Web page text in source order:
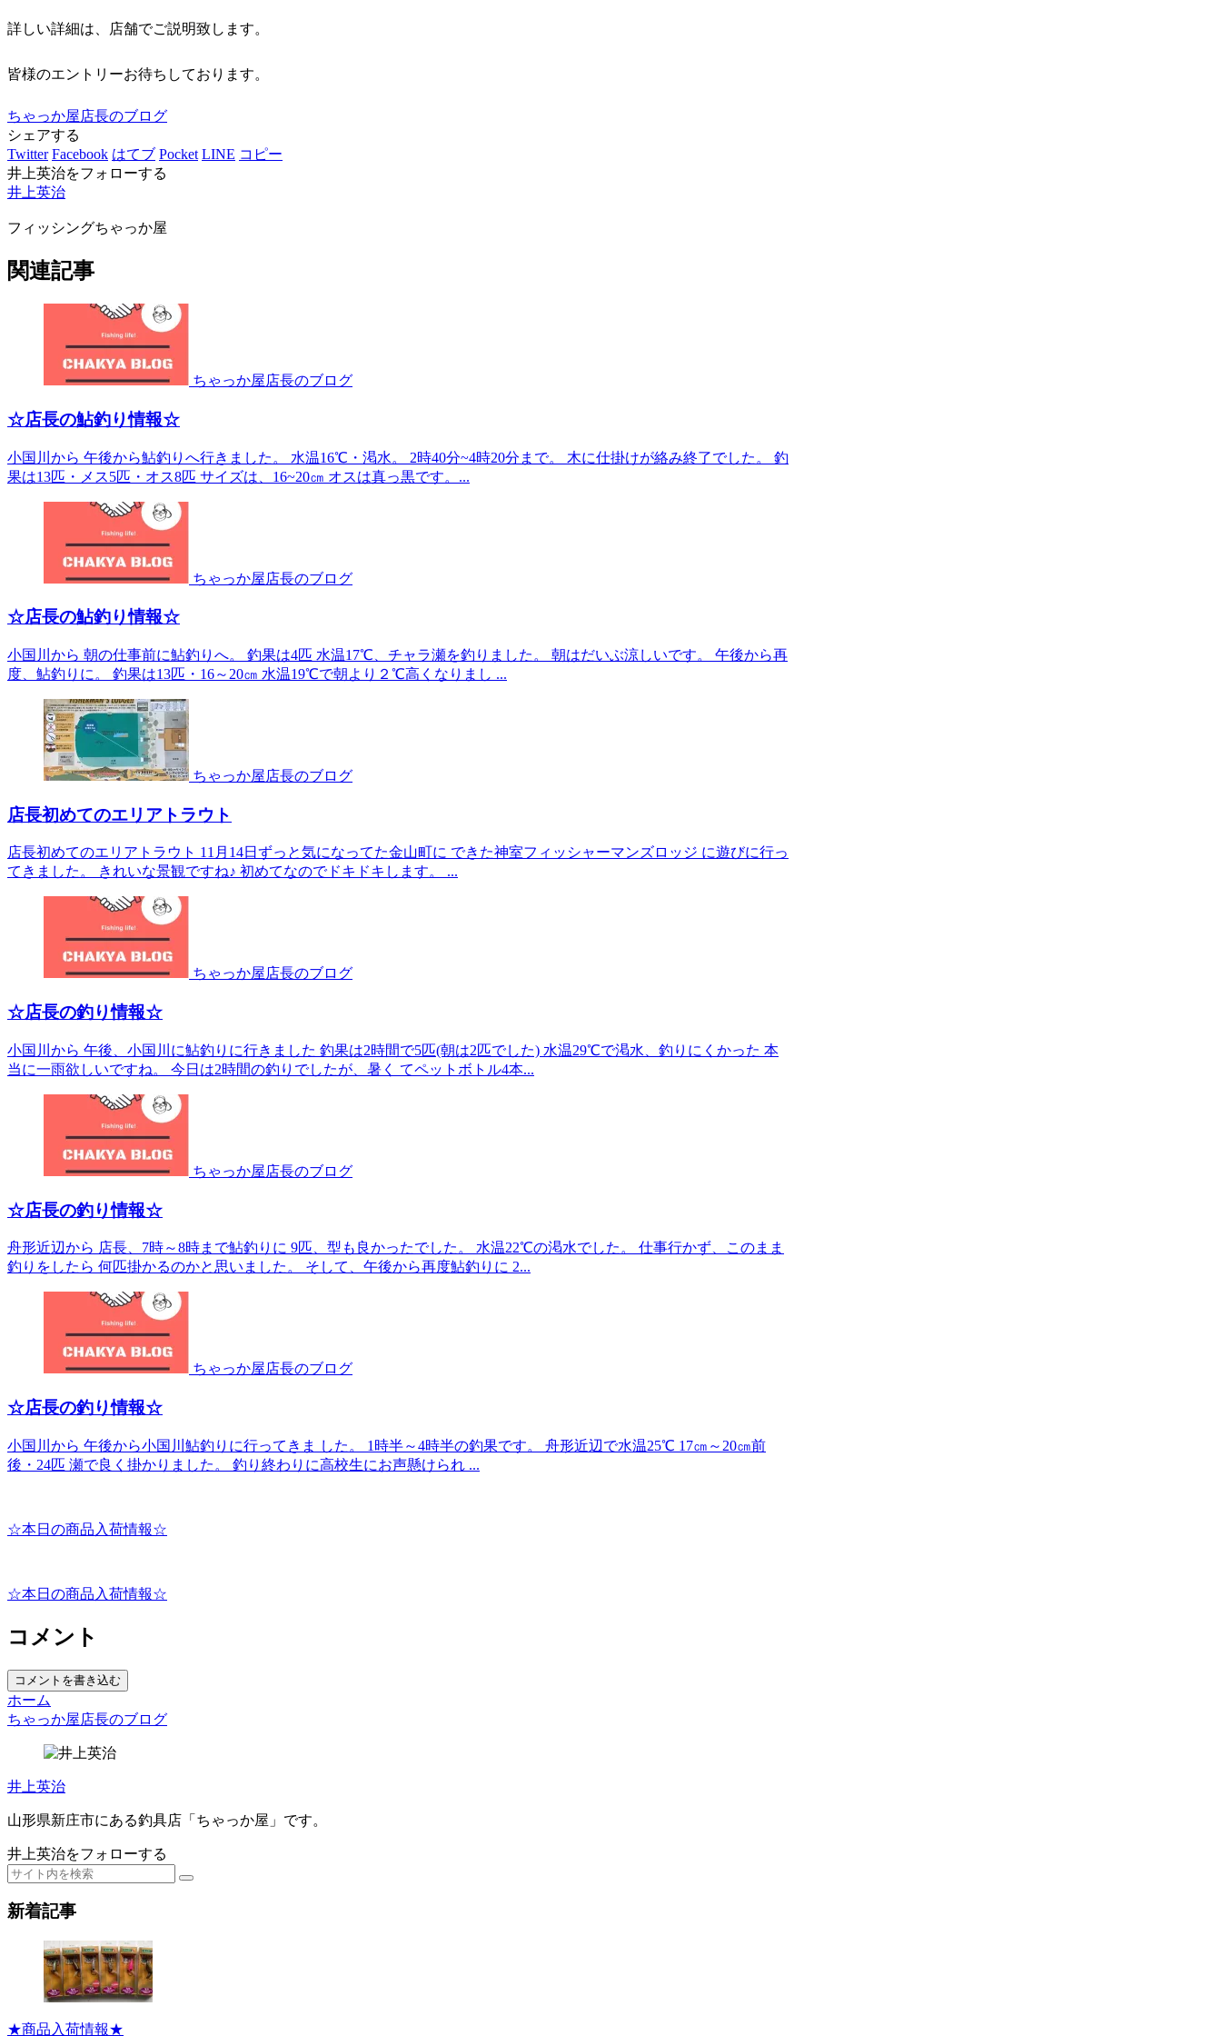
詳しい詳細は、店舗でご説明致します。
皆様のエントリーお待ちしております。
ちゃっか屋店長のブログ
シェアする
Twitter Facebook はてブ Pocket LINE コピー
井上英治をフォローする
井上英治
フィッシングちゃっか屋
関連記事
ちゃっか屋店長のブログ
☆店長の鮎釣り情報☆
小国川から 午後から鮎釣りへ行きました。 水温16℃・渇水。 2時40分~4時20分まで。 木に仕掛けが絡み終了でした。 釣
果は13匹・メス5匹・オス8匹 サイズは、16~20㎝ オスは真っ黒です。...
ちゃっか屋店長のブログ
☆店長の鮎釣り情報☆
小国川から 朝の仕事前に鮎釣りへ。 釣果は4匹 水温17℃、チャラ瀬を釣りました。 朝はだいぶ涼しいです。 午後から再
度、鮎釣りに。 釣果は13匹・16～20㎝ 水温19℃で朝より２℃高くなりまし ...
ちゃっか屋店長のブログ
店長初めてのエリアトラウト
店長初めてのエリアトラウト 11月14日ずっと気になってた金山町に できた神室フィッシャーマンズロッジ に遊びに行っ
てきました。 きれいな景観ですね♪ 初めてなのでドキドキします。 ...
ちゃっか屋店長のブログ
☆店長の釣り情報☆
小国川から 午後、小国川に鮎釣りに行きました 釣果は2時間で5匹(朝は2匹でした) 水温29℃で渇水、釣りにくかった 本
当に一雨欲しいですね。 今日は2時間の釣りでしたが、暑く てペットボトル4本...
ちゃっか屋店長のブログ
☆店長の釣り情報☆
舟形近辺から 店長、7時～8時まで鮎釣りに 9匹、型も良かったでした。 水温22℃の渇水でした。 仕事行かず、このまま
釣りをしたら 何匹掛かるのかと思いました。 そして、午後から再度鮎釣りに 2...
ちゃっか屋店長のブログ
☆店長の釣り情報☆
小国川から 午後から小国川鮎釣りに行ってきま した。 1時半～4時半の釣果です。 舟形近辺で水温25℃ 17㎝～20㎝前
後・24匹 瀬で良く掛かりました。 釣り終わりに高校生にお声懸けられ ...
☆本日の商品入荷情報☆
☆本日の商品入荷情報☆
コメント
コメントを書き込む
ホーム
ちゃっか屋店長のブログ
井上英治
山形県新庄市にある釣具店「ちゃっか屋」です。
井上英治をフォローする
新着記事
★商品入荷情報★